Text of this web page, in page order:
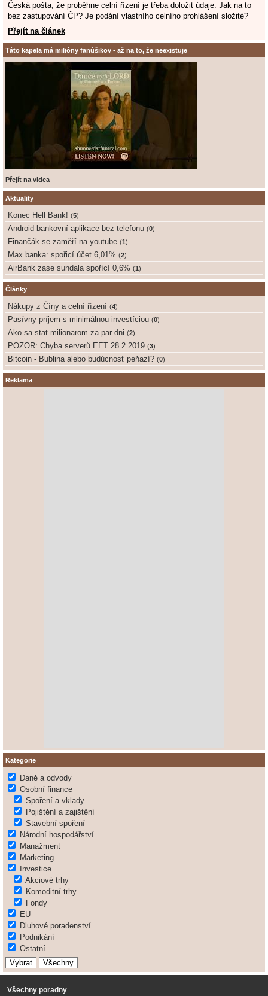
Česká pošta, že proběhne celní řízení je třeba doložit údaje. Jak na to
bez zastupování ČP? Je podání vlastního celního prohlášení složité?
Přejít na článek
Táto kapela má milióny fanúšikov - až na to, že neexistuje
Přejít na videa
Aktuality
Konec Hell Bank! (5)
Android bankovní aplikace bez telefonu (0)
Finančák se zaměří na youtube (1 )
Max banka: spořicí účet 6,01% (2)
AirBank zase sundala spořící 0,6% (1 )
Články
Nákupy z Číny a celní řízení (4)
Pasívny príjem s minimálnou investíciou (0)
Ako sa stat milionarom za par dni (2)
POZOR: Chyba serverů EET 28.2.2019 (3)
Bitcoin - Bublina alebo budúcnosť peňazí? (0)
Reklama
Kategorie
Daně a odvody
Osobní finance
Spoření a vklady
Pojištění a zajištění
Stavební spoření
Národní hospodářství
Manažment
Marketing
Investice
Akciové trhy
Komoditní trhy
Fondy
EU
Dluhové poradenství
Podnikání
Ostatní
Všechny poradny